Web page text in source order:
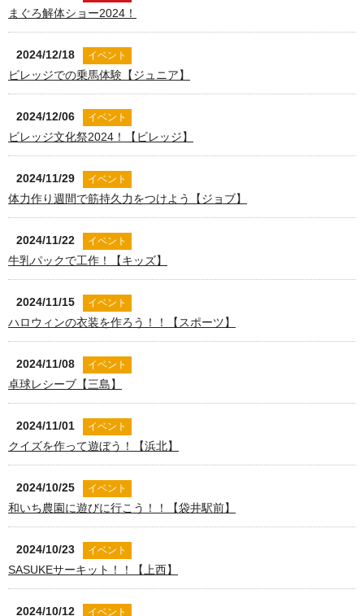
まぐろ解体ショー2024！
2024/12/18 イベント
ビレッジでの乗馬体験【ジュニア】
2024/12/06 イベント
ビレッジ文化祭2024！【ビレッジ】
2024/11/29 イベント
体力作り週間で筋持久力をつけよう【ジョブ】
2024/11/22 イベント
牛乳パックで工作！【キッズ】
2024/11/15 イベント
ハロウィンの衣装を作ろう！！【スポーツ】
2024/11/08 イベント
卓球レシーブ【三島】
2024/11/01 イベント
クイズを作って遊ぼう！【浜北】
2024/10/25 イベント
和いち農園に遊びに行こう！！【袋井駅前】
2024/10/23 イベント
SASUKEサーキット！！【上西】
2024/10/12 イベント